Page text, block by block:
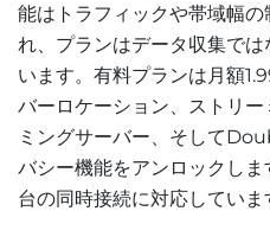
能はトラフィックや帯域幅
れ、プランはデータ収集で
います。有料プランは月額
バーロケーション、ストリ
ミングサーバー、そして
バシー機能をアンロックし
台の同時接続に対応していま